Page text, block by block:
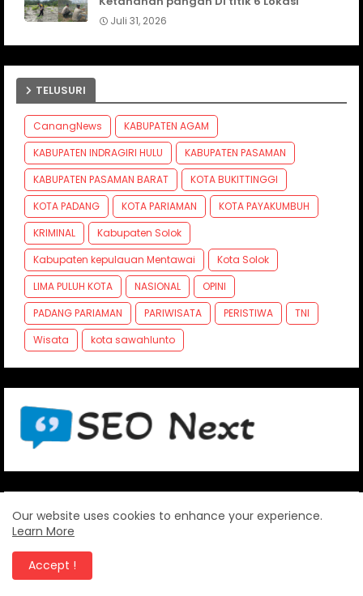
Juli 31, 2026
TELUSURI
CanangNews
KABUPATEN AGAM
KABUPATEN INDRAGIRI HULU
KABUPATEN PASAMAN
KABUPATEN PASAMAN BARAT
KOTA BUKITTINGGI
KOTA PADANG
KOTA PARIAMAN
KOTA PAYAKUMBUH
KRIMINAL
Kabupaten Solok
Kabupaten kepulauan Mentawai
Kota Solok
LIMA PULUH KOTA
NASIONAL
OPINI
PADANG PARIAMAN
PARIWISATA PERISTIWA
TNI
Wisata
kota sawahlunto
FOLLOW US
Our website uses cookies to enhance your experience.
Learn More
Accept !